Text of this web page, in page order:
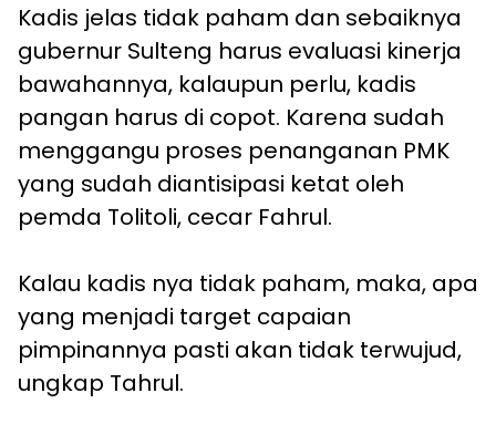
Kadis jelas tidak paham dan sebaiknya
gubernur Sulteng harus evaluasi kinerja
bawahannya, kalaupun perlu, kadis
pangan harus di copot. Karena sudah
menggangu proses penanganan PMK
yang sudah diantisipasi ketat oleh
pemda Tolitoli, cecar Fahrul.
Kalau kadis nya tidak paham, maka, apa
yang menjadi target capaian
pimpinannya pasti akan tidak terwujud,
ungkap Tahrul.